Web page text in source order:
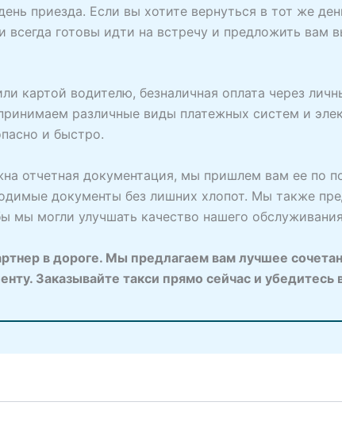
приезда. Если вы хотите вернуться в тот же
всегда готовы идти на встречу и предложить вам
картой водителю, безналичная оплата через
различные виды платежных систем и
и быстро.
отчетная документация, мы пришлем вам ее по
документы без лишних хлопот. Мы также
мы могли улучшать качество нашего
в дороге. Мы предлагаем вам лучшее
Заказывайте такси прямо сейчас и убедитесь